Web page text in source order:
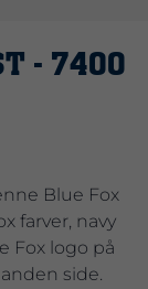
- 7400
Blue Fox
farver, navy
Fox logo på
side.